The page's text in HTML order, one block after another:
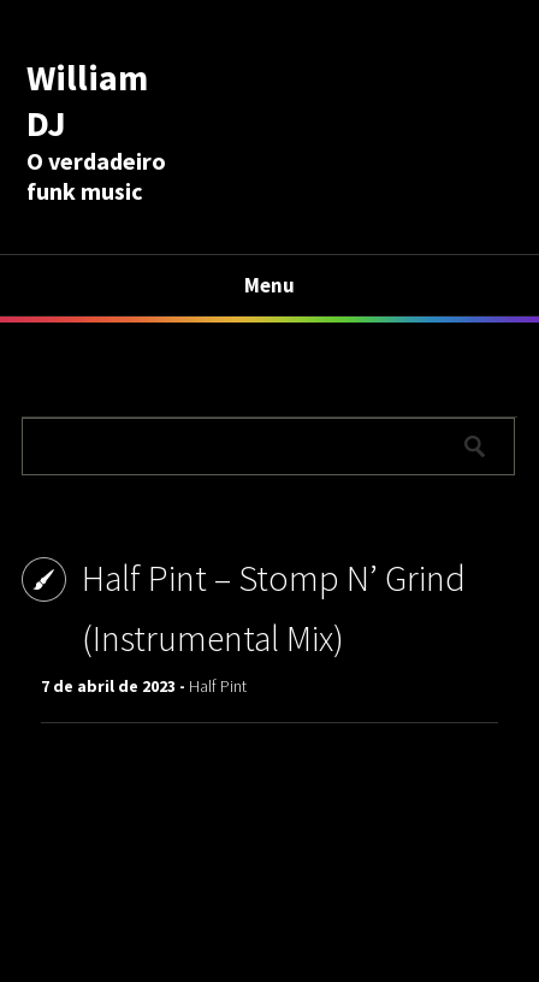
William
DJ
O verdadeiro
funk music
Menu
Half Pint ‎– Stomp N’ Grind
(Instrumental Mix)
7 de abril de 2023 - Half Pint